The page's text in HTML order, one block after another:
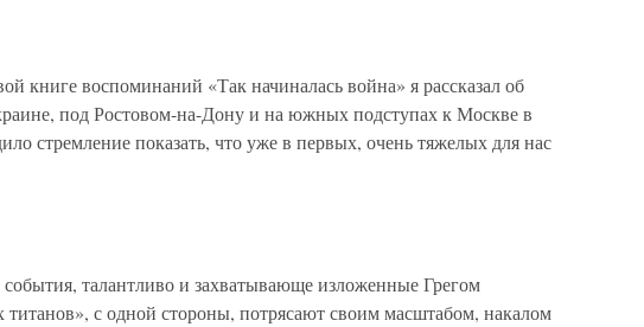
книге воспоминаний «Так начиналась война» я рассказал об
под Ростовом-на-Дону и на южных подступах к Москве в
стремление показать, что уже в первых, очень тяжелых для нас
талантливо и захватывающе изложенные Грегом
с одной стороны, потрясают своим масштабом, накалом